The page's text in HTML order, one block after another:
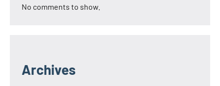
No comments to show.
Archives